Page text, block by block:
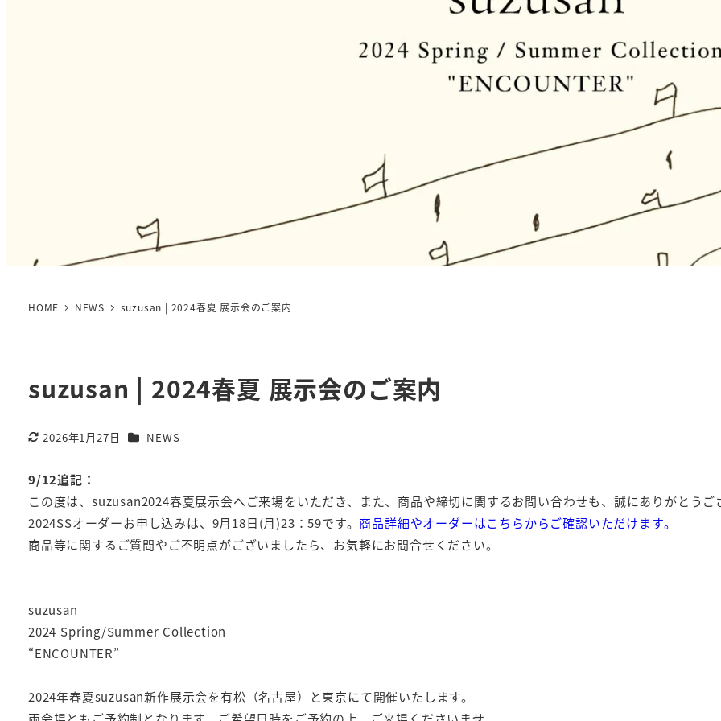
HOME NEWS suzusan | 2024春夏 展示会のご案内
suzusan | 2024春夏 展示会のご案内
更新日
2026年1月27日 カテゴリー
NEWS
9/12追記：
この度は、suzusan2024春夏展示会へご来場をいただき、また、商品や締切に関するお問い合わせも、誠にありがとうご
2024SSオーダーお申し込みは、9月18日(月)23：59です。 商品詳細やオーダーはこちらからご確認いただけます。
商品等に関するご質問やご不明点がございましたら、お気軽にお問合せください。
suzusan
2024 Spring/Summer Collection
“ENCOUNTER”
2024年春夏suzusan新作展示会を有松（名古屋）と東京にて開催いたします。